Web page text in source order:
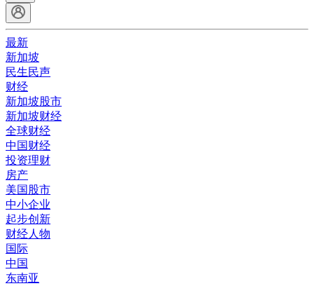
最新
新加坡
民生民声
财经
新加坡股市
新加坡财经
全球财经
中国财经
投资理财
房产
美国股市
中小企业
起步创新
财经人物
国际
中国
东南亚